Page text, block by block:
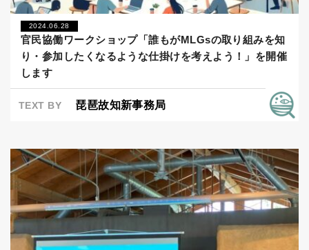
2024.06.28
官民協働ワークショップ「誰もがMLGsの取り組みを知
り・参加したくなるような仕掛けを考えよう！」を開催
します
TEXT BY 琵琶故知新事務局